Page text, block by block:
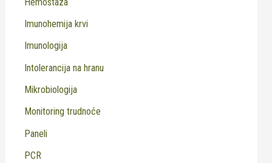
Imunohemija krvi
Imunologija
Intolerancija na hranu
Mikrobiologija
Monitoring trudnoće
Paneli
PCR